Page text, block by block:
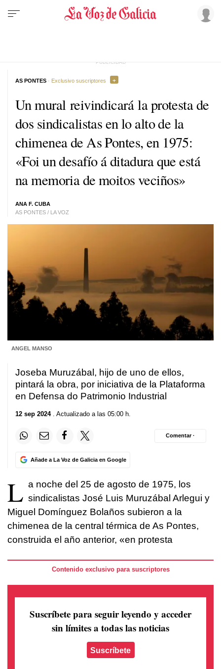
Un mural reivindicará la protesta de
dos sindicalistas en lo alto de la
chimenea de As Pontes, en 1975:
«Foi un desafío á ditadura que está
na memoria de moitos veciños»
ANA F. CUBA
AS PONTES / LA VOZ
AS PONTES · Exclusivo suscriptores
ANGEL MANSO
Joseba Muruzábal, hijo de uno de ellos,
pintará la obra, por iniciativa de la Plataforma
en Defensa do Patrimonio Industrial
12 sep 2024. Actualizado a las 05:00 h.
Añade a La Voz de Galicia en Google
Comentar ·
L a noche del 25 de agosto de 1975, los
sindicalistas José Luis Muruzábal Arlegui y
Miguel Domínguez Bolaños subieron a la
chimenea de la central térmica de As Pontes,
construida el año anterior, «en protesta
Contenido exclusivo para suscriptores
Suscríbete para seguir leyendo y acceder
sin límites a todas las noticias
Suscríbete